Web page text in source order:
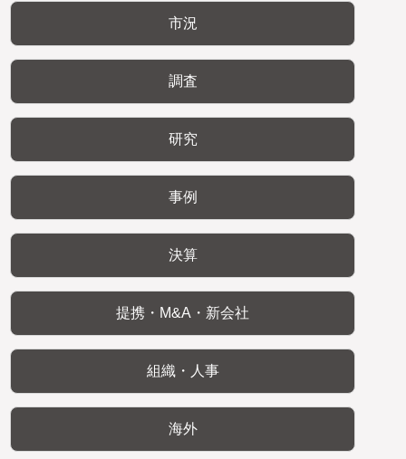
市況
調査
研究
事例
決算
提携・M&A・新会社
組織・人事
海外